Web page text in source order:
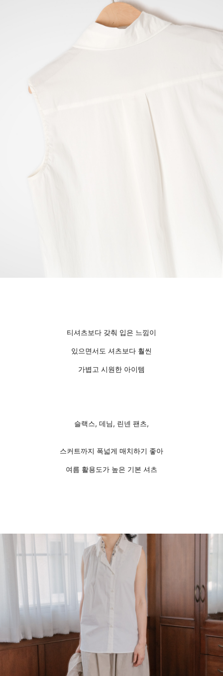
티셔츠보다 갖춰 입은 느낌이
있으면서도 셔츠보다 훨씬
가볍고 시원한 아이템
슬랙스, 데님, 린넨 팬츠,
스커트까지 폭넓게 매치하기 좋아
여름 활용도가 높은 기본 셔츠